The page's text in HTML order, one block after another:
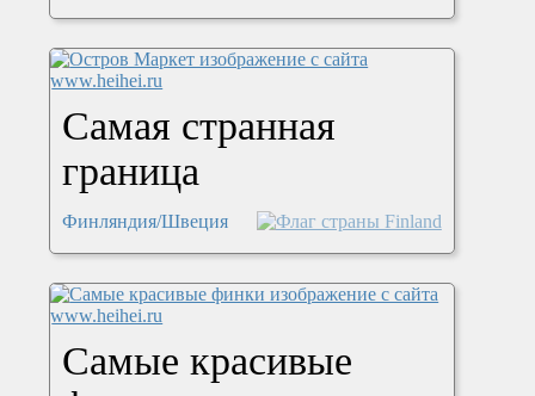
Самая странная
граница
Финляндия/Швеция
Самые красивые